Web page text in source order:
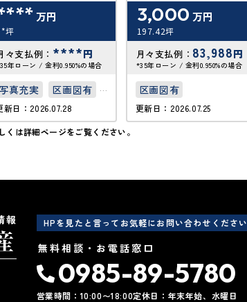
万円
坪
々支払例： ****円
年ローン / 金利0.950%の場合
写真充実
区画図有
坪以上
接道6ｍ以上
新日：2026.07.28
3,000 万円
197.42坪
月々支払例： 83,988円
*35年ローン / 金利0.950%の場合
区画図有
更新日：2026.07.25
くは詳細ページをご覧ください。
報 HPを見たと言ってお気軽にお問い合わせください
無料相談・お電話窓口
0985-89-5780
営業時間：10:00〜18:00定休日：年末年始、水曜日